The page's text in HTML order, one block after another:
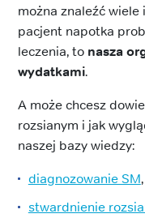
można znaleźć
pacjent napotka
leczenia, to nasza
wydatkami.
A może chcesz
rozsianym i jak
naszej bazy wiedzy:
diagnozowanie SM,
stwardnienie